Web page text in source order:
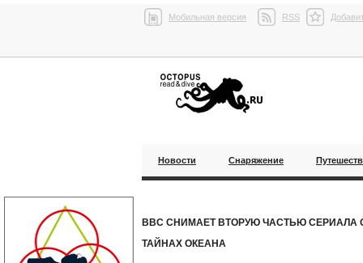
Мобильная версия RSS
Новости Снаряжение
BBC СНИМАЕТ ВТОРУЮ ЧАСТЬЮ СЕРИАЛА
ТАЙНАХ ОКЕАНА